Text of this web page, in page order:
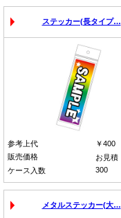
ステッカー(長タイプ…
参考上代
￥400
販売価格
お見積
ケース入数
300
メタルステッカー(大…